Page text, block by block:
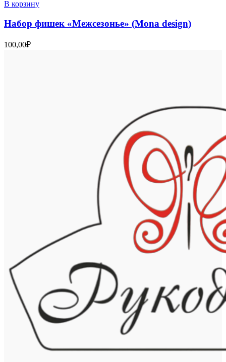
В корзину
Набор фишек «Межсезонье» (Mona design)
100,00₽